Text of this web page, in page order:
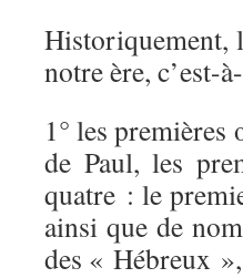
Historiquement,
notre ère, c’est-
1° les
de Paul, les
quatre : le
ainsi que de
des « Hébreux